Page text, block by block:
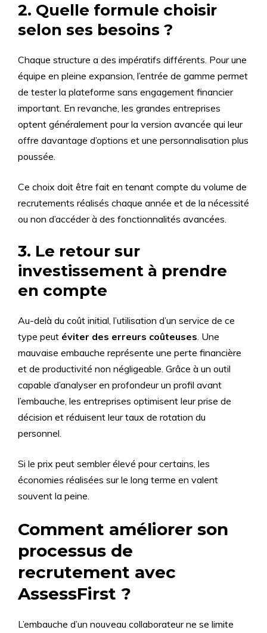
2. Quelle formule choisir
selon ses besoins ?
Chaque structure a des impératifs différents. Pour une
équipe en pleine expansion, l’entrée de gamme permet
de tester la plateforme sans engagement financier
important. En revanche, les grandes entreprises
optent généralement pour la version avancée qui leur
offre davantage d’options et une personnalisation plus
poussée.
Ce choix doit être fait en tenant compte du volume de
recrutements réalisés chaque année et de la nécessité
ou non d’accéder à des fonctionnalités avancées.
3. Le retour sur
investissement à prendre
en compte
Au-delà du coût initial, l’utilisation d’un service de ce
type peut éviter des erreurs coûteuses. Une
mauvaise embauche représente une perte financière
et de productivité non négligeable. Grâce à un outil
capable d’analyser en profondeur un profil avant
l’embauche, les entreprises optimisent leur prise de
décision et réduisent leur taux de rotation du
personnel.
Si le prix peut sembler élevé pour certains, les
économies réalisées sur le long terme en valent
souvent la peine.
Comment améliorer son
processus de
recrutement avec
AssessFirst ?
L’embauche d’un nouveau collaborateur ne se limite